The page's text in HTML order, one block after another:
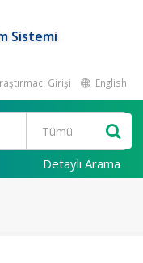
Sistemi
Girişi English
Detaylı Arama